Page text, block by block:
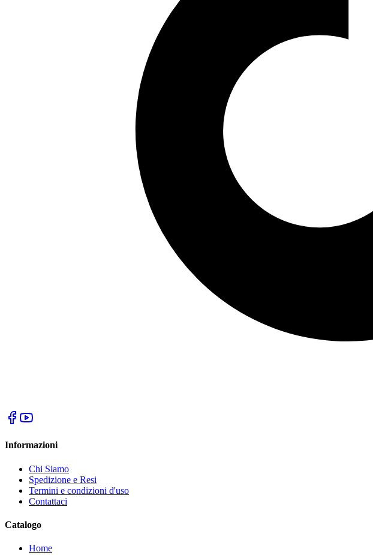
Informazioni
Chi Siamo
Spedizione e Resi
Termini e condizioni d'uso
Contattaci
Catalogo
Home